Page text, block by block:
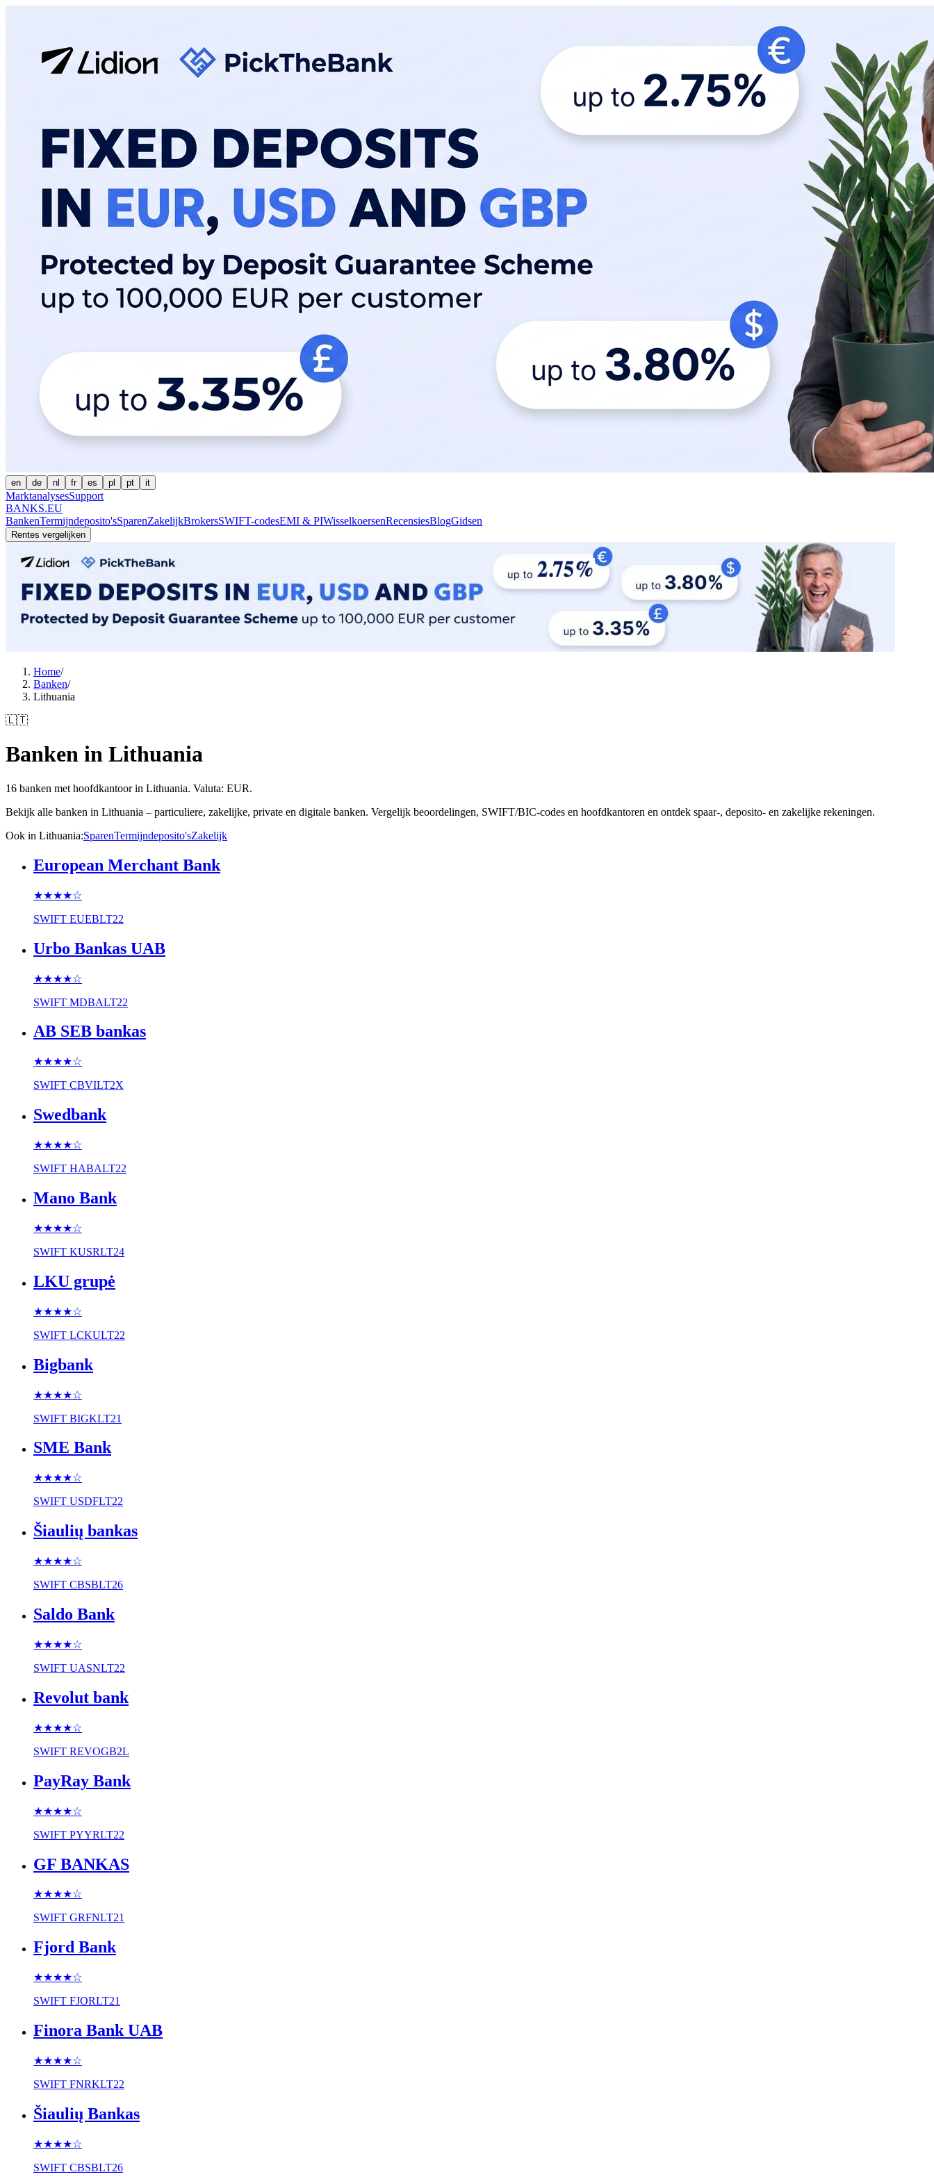
en de nl fr es pl pt it
MarktanalysesSupport
BANKS.EU
BankenTermijndeposito'sSparenZakelijkBrokersSWIFT-codesEMI & PIWisselkoersenRecensiesBlogGidsen
Rentes vergelijken
Home/
Banken/
Lithuania
🇱🇹
Banken in Lithuania
16 banken met hoofdkantoor in Lithuania. Valuta: EUR.
Bekijk alle banken in Lithuania – particuliere, zakelijke, private en digitale banken. Vergelijk beoordelingen, SWIFT/BIC-codes en hoofdkantoren en ontdek spaar-, deposito- en zakelijke rekeningen.
Ook in Lithuania:SparenTermijndeposito'sZakelijk
European Merchant Bank
★★★★☆
SWIFT EUEBLT22
Urbo Bankas UAB
★★★★☆
SWIFT MDBALT22
AB SEB bankas
★★★★☆
SWIFT CBVILT2X
Swedbank
★★★★☆
SWIFT HABALT22
Mano Bank
★★★★☆
SWIFT KUSRLT24
LKU grupė
★★★★☆
SWIFT LCKULT22
Bigbank
★★★★☆
SWIFT BIGKLT21
SME Bank
★★★★☆
SWIFT USDFLT22
Šiaulių bankas
★★★★☆
SWIFT CBSBLT26
Saldo Bank
★★★★☆
SWIFT UASNLT22
Revolut bank
★★★★☆
SWIFT REVOGB2L
PayRay Bank
★★★★☆
SWIFT PYYRLT22
GF BANKAS
★★★★☆
SWIFT GRFNLT21
Fjord Bank
★★★★☆
SWIFT FJORLT21
Finora Bank UAB
★★★★☆
SWIFT FNRKLT22
Šiaulių Bankas
★★★★☆
SWIFT CBSBLT26